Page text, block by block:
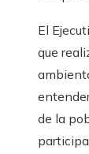
El
que
de la